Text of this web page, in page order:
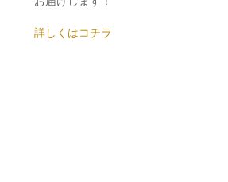
詳しくはコチラ